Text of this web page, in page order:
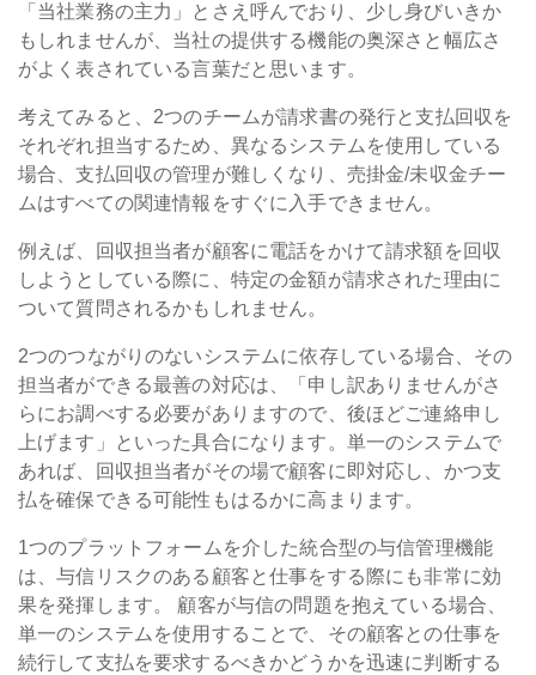
「当社業務の主力」とさえ呼んでおり、少し身びいきか
もしれませんが、当社の提供する機能の奥深さと幅広さ
がよく表されている言葉だと思います。
考えてみると、2つのチームが請求書の発行と支払回収を
それぞれ担当するため、異なるシステムを使用している
場合、支払回収の管理が難しくなり、売掛金/未収金チー
ムはすべての関連情報をすぐに入手できません。
例えば、回収担当者が顧客に電話をかけて請求額を回収
しようとしている際に、特定の金額が請求された理由に
ついて質問されるかもしれません。
2つのつながりのないシステムに依存している場合、その
担当者ができる最善の対応は、「申し訳ありませんがさ
らにお調べする必要がありますので、後ほどご連絡申し
上げます」といった具合になります。単一のシステムで
あれば、回収担当者がその場で顧客に即対応し、かつ支
払を確保できる可能性もはるかに高まります。
1つのプラットフォームを介した統合型の与信管理機能
は、与信リスクのある顧客と仕事をする際にも非常に効
果を発揮します。
顧客が与信の問題を抱えている場合、
単一のシステムを使用することで、その顧客との仕事を
続行して支払を要求するべきかどうかを迅速に判断する